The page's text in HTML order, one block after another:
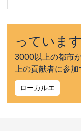
っていま
3000以上の都市
上の貢献者に参加
ローカルエ